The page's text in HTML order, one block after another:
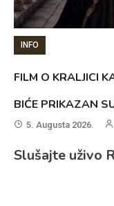
INFO
FILM O KRALJICI
BIĆE PRIKAZAN
5. Augusta 2026.
Slušajte uživo